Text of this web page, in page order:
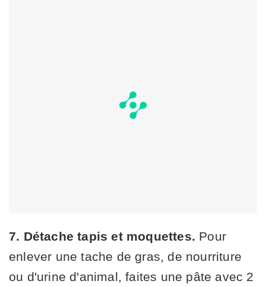
7. Détache tapis et moquettes. Pour
enlever une tache de gras, de nourriture
ou d'urine d'animal, faites une pâte avec 2